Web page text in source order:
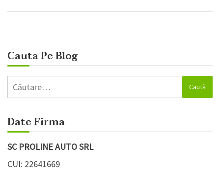
Cauta Pe Blog
Caută
după:
Date Firma
SC PROLINE AUTO SRL
CUI: 22641669